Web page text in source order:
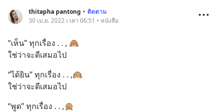
thitapha pantong • ติดตาม
30 เม.ย. 2022 เวลา 06:51 • หนังสือ
“เห็น” ทุกเรื่อง . . , 🙈
ใช่ว่าจะดีเสมอไป
“ได้ยิน” ทุกเรื่อง . . ,🙉
ใช่ว่าจะดีเสมอไป
“พูด” ทุกเรื่อง . . ,🙊